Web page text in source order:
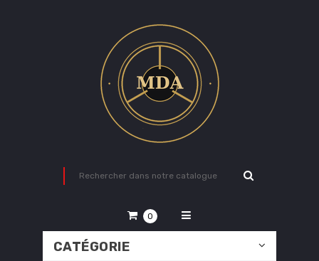
0
CATÉGORIE